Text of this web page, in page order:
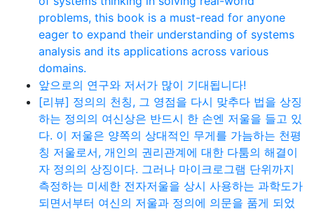
problems, this book is a must-read for anyone
eager to expand their understanding of systems
analysis and its applications across various
domains.
앞으로의 연구와 저서가 많이 기대됩니다!
[리뷰] 정의의 천칭, 그 영점을 다시 맞추다 법을 상징
하는 정의의 여신상은 반드시 한 손엔 저울을 들고 있
다. 이 저울은 양쪽의 상대적인 무게를 가늠하는 천평
칭 저울로서, 개인의 권리관계에 대한 다툼의 해결이
자 정의의 상징이다. 그러나 마이크로그램 단위까지
측정하는 미세한 전자저울을 상시 사용하는 과학도가
되면서부터 여신의 저울과 정의에 의문을 품게 되었